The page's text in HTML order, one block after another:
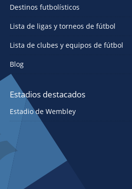
Destinos futbolísticos
Lista de ligas y torneos de fútbol
Lista de clubes y equipos de fútbol
Blog
Estadios destacados
Estadio de Wembley